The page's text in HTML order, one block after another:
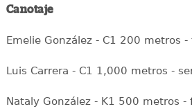
Canotaje
Emelie González - C1 200 metros
Luis Carrera - C1 1,000 metros -
Nataly González - K1 500 metros -